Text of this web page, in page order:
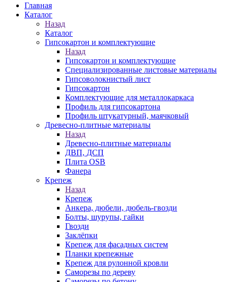
Главная
Каталог
Назад
Каталог
Гипсокартон и комплектующие
Назад
Гипсокартон и комплектующие
Специализированные листовые материалы
Гипсоволокнистый лист
Гипсокартон
Комплектующие для металлокаркаса
Профиль для гипсокартона
Профиль штукатурный, маячковый
Древесно-плитные материалы
Назад
Древесно-плитные материалы
ДВП, ДСП
Плита OSB
Фанера
Крепеж
Назад
Крепеж
Анкера, дюбели, дюбель-гвозди
Болты, шурупы, гайки
Гвозди
Заклёпки
Крепеж для фасадных систем
Планки крепежные
Крепеж для рулонной кровли
Саморезы по дереву